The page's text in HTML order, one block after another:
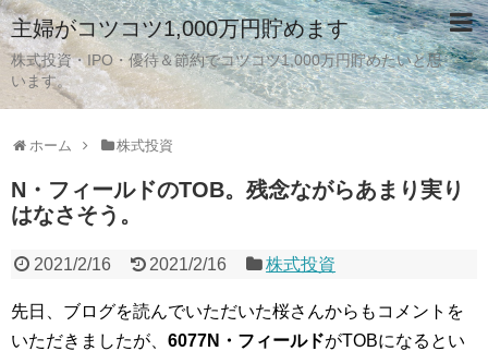
主婦がコツコツ1,000万円貯めます
株式投資・IPO・優待＆節約でコツコツ1,000万円貯めたいと思
います。
ホーム 株式投資
N・フィールドのTOB。残念ながらあまり実り
はなさそう。
2021/2/16 2021/2/16 株式投資
先日、ブログを読んでいただいた桜さんからもコメントを
いただきましたが、 6077N・フィールドがTOBになるとい